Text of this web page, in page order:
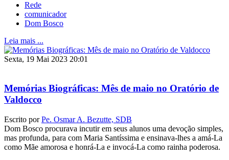
Rede
comunicador
Dom Bosco
Leia mais ...
Sexta, 19 Mai 2023 20:01
Memórias Biográficas: Mês de maio no Oratório de
Valdocco
Escrito porPe. Osmar A. Bezutte, SDB
Dom Bosco procurava incutir em seus alunos uma devoção simples,
mas profunda, para com Maria Santíssima e ensinava-lhes a amá-La
como Mãe amorosa e honrá-La e invocá-La como rainha poderosa.